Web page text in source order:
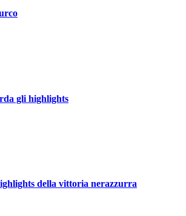
gli highlights
della vittoria nerazzurra